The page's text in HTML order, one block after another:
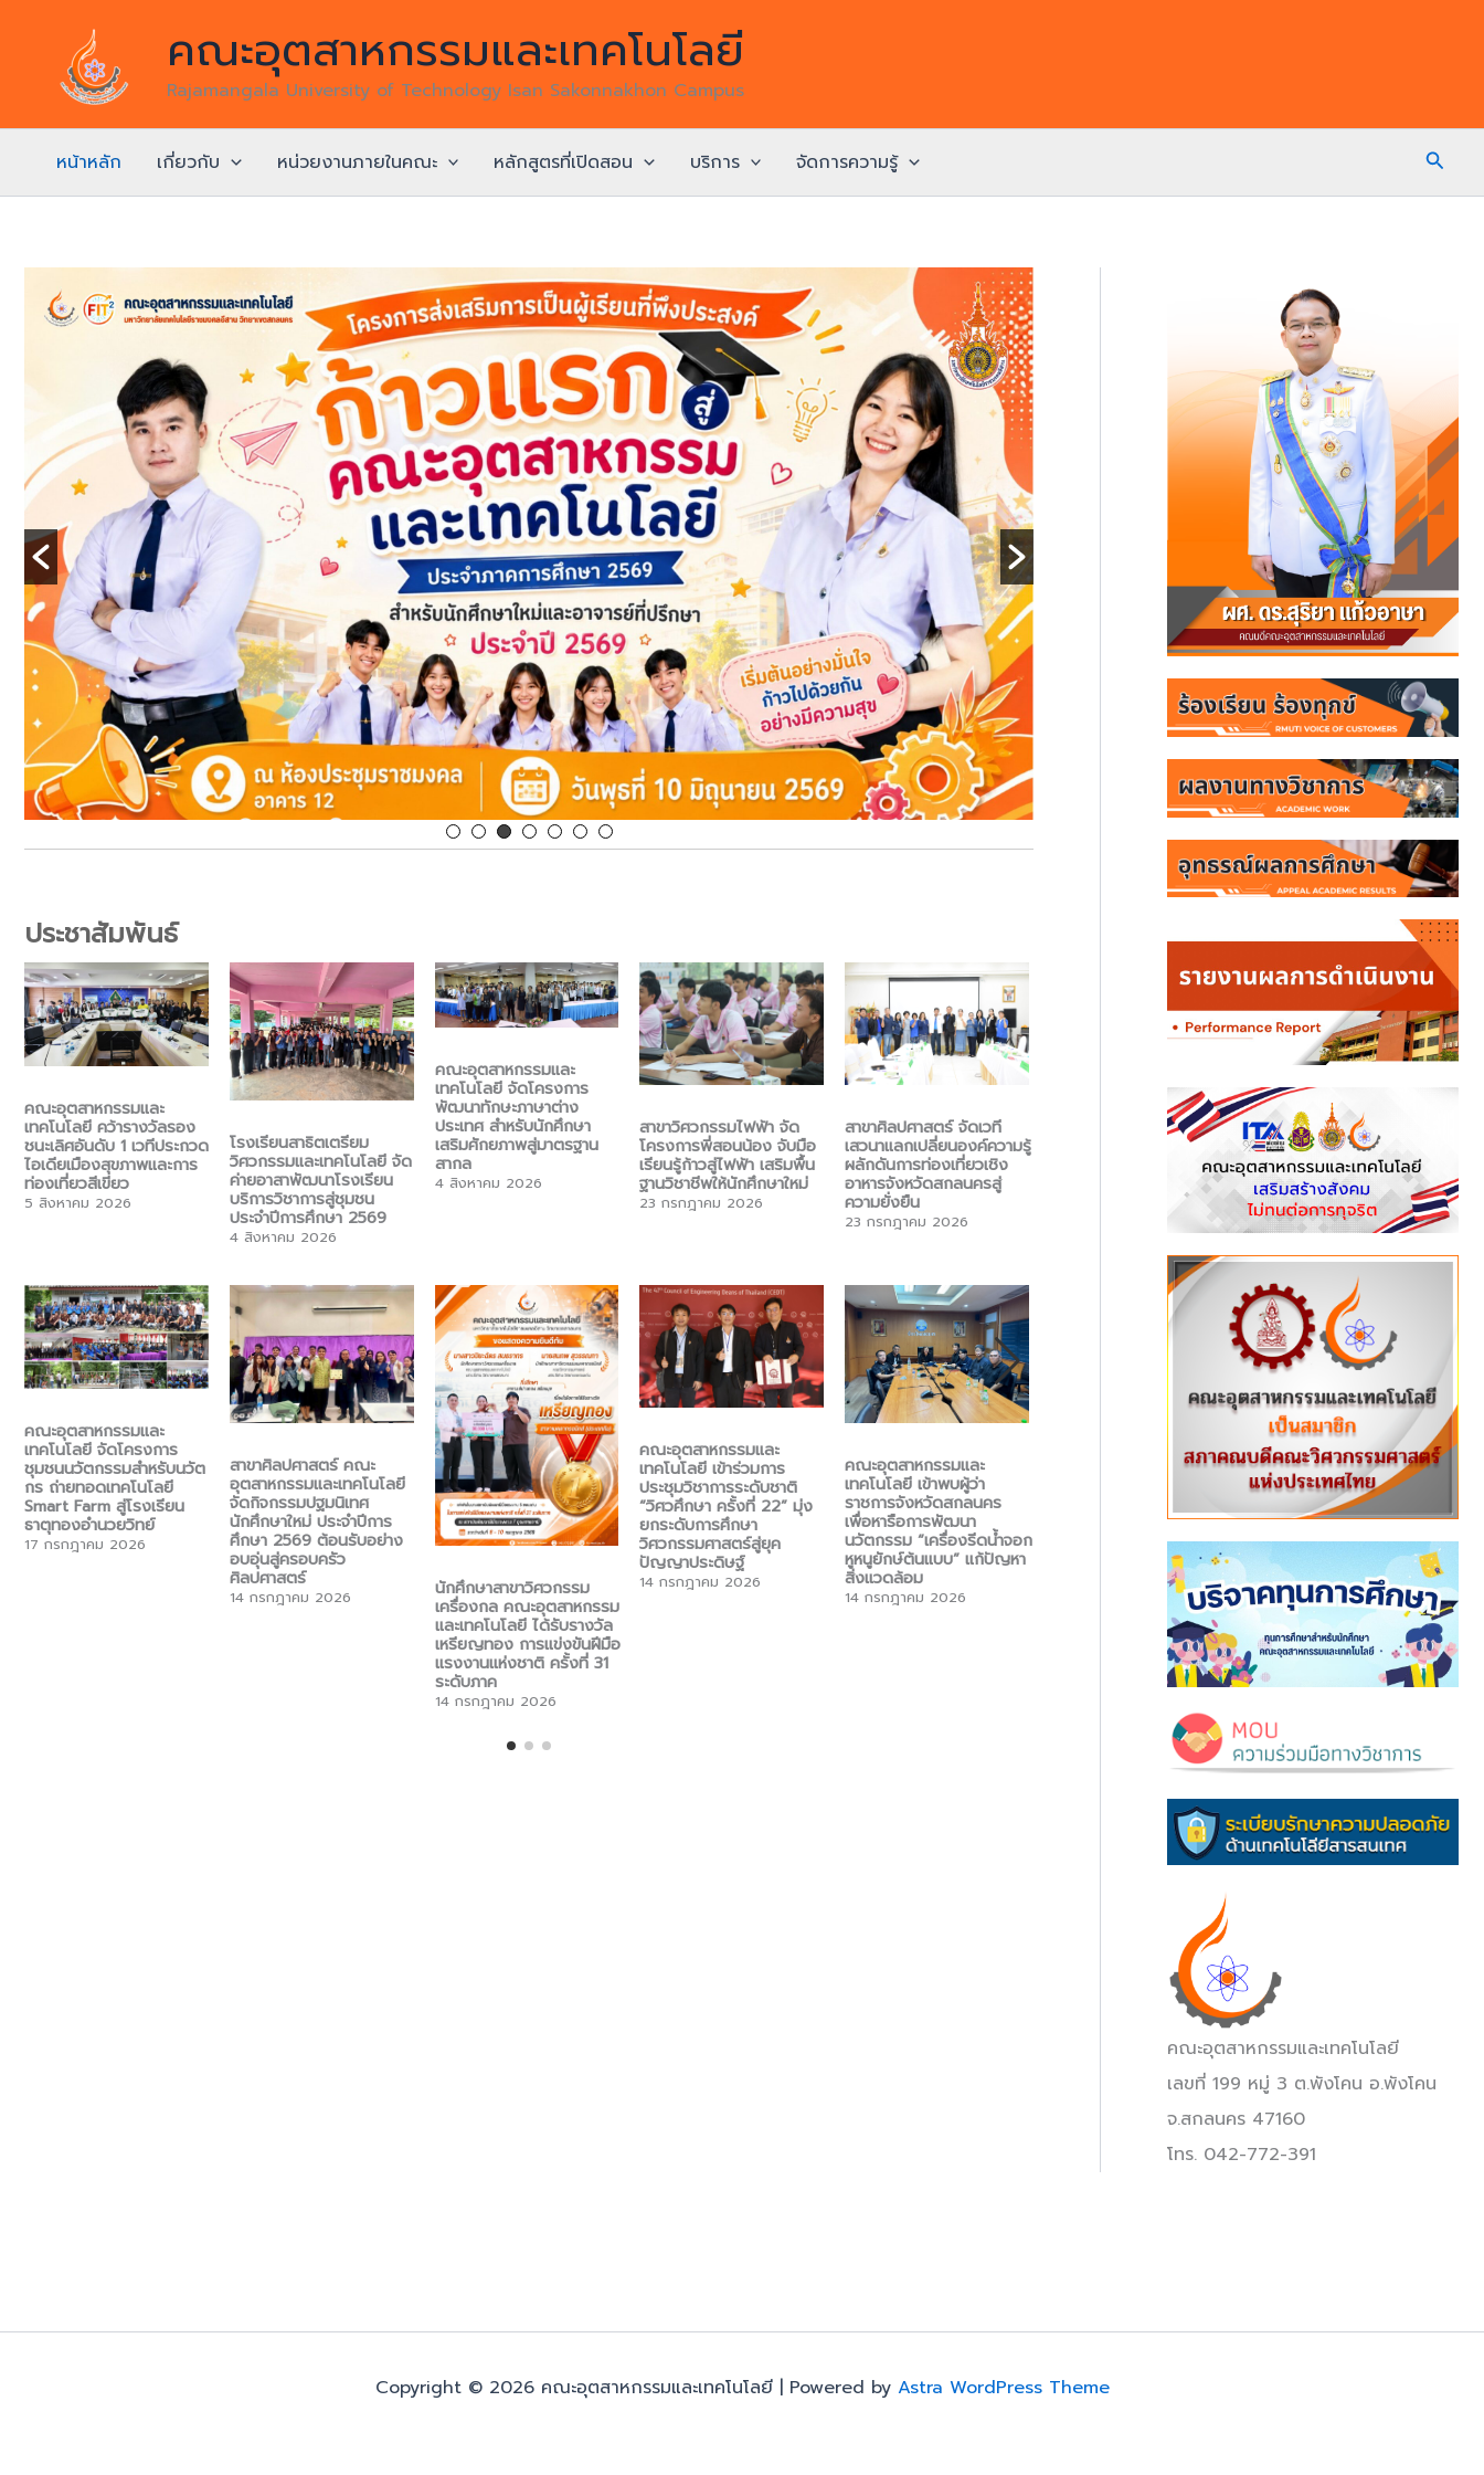
content
คณะอุตสาหกรรมและเทคโนโลยี
Rajamangala University of Technology Isan Sakonnakhon Campus
หน้าหลัก เกี่ยวกับ หน่วยงานภายในคณะ หลักสูตรที่เปิดสอน บริการ จัดการความรู้
ประชาสัมพันธ์
คณะอุตสาหกรรมและ
เทคโนโลยี คว้ารางวัลรอง
ชนะเลิศอันดับ 1 เวทีประกวด
ไอเดียเมืองสุขภาพและการ
ท่องเที่ยวสีเขียว
5 สิงหาคม 2026
โรงเรียนสาธิตเตรียม
วิศวกรรมและเทคโนโลยี จัด
ค่ายอาสาพัฒนาโรงเรียน
บริการวิชาการสู่ชุมชน
ประจำปีการศึกษา 2569
4 สิงหาคม 2026
คณะอุตสาหกรรมและ
เทคโนโลยี จัดโครงการ
พัฒนาทักษะภาษาต่าง
ประเทศ สำหรับนักศึกษา
เสริมศักยภาพสู่มาตรฐาน
สากล
4 สิงหาคม 2026
สาขาวิศวกรรมไฟฟ้า จัด
โครงการพี่สอนน้อง จับมือ
เรียนรู้ก้าวสู่ไฟฟ้า เสริมพื้น
ฐานวิชาชีพให้นักศึกษาใหม่
23 กรกฎาคม 2026
สาขาศิลปศาสตร์ จัดเวที
เสวนาแลกเปลี่ยนองค์ความรู้
ผลักดันการท่องเที่ยวเชิง
อาหารจังหวัดสกลนครสู่
ความยั่งยืน
23 กรกฎาคม 2026
คณะอุตสาหกรรมและ
เทคโนโลยี จัดโครงการ
ชุมชนนวัตกรรมสำหรับนวัต
กร ถ่ายทอดเทคโนโลยี
Smart Farm สู่โรงเรียน
ธาตุทองอำนวยวิทย์
17 กรกฎาคม 2026
สาขาศิลปศาสตร์ คณะ
อุตสาหกรรมและเทคโนโลยี
จัดกิจกรรมปฐมนิเทศ
นักศึกษาใหม่ ประจำปีการ
ศึกษา 2569 ต้อนรับอย่าง
อบอุ่นสู่ครอบครัว
ศิลปศาสตร์
14 กรกฎาคม 2026 นักศึกษาสาขาวิศวกรรม
เครื่องกล คณะอุตสาหกรรม
และเทคโนโลยี ได้รับรางวัล
เหรียญทอง การแข่งขันฝีมือ
แรงงานแห่งชาติ ครั้งที่ 31
ระดับภาค
14 กรกฎาคม 2026
คณะอุตสาหกรรมและ
เทคโนโลยี เข้าร่วมการ
ประชุมวิชาการระดับชาติ
“วิศวศึกษา ครั้งที่ 22” มุ่ง
ยกระดับการศึกษา
วิศวกรรมศาสตร์สู่ยุค
ปัญญาประดิษฐ์
14 กรกฎาคม 2026
คณะอุตสาหกรรมและ
เทคโนโลยี เข้าพบผู้ว่า
ราชการจังหวัดสกลนคร
เพื่อหารือการพัฒนา
นวัตกรรม “เครื่องรีดน้ำจอก
หูหนูยักษ์ต้นแบบ” แก้ปัญหา
สิ่งแวดล้อม
14 กรกฎาคม 2026
คณะอุตสาหกรรมและ
เทคโนโลยี ร่วมพิธีเปิดการ
แข่งขัน “SALELYMPUS
2026” ผนึกกำลัง 9 มทร.
ปั้นสุดยอดนักขายออนไลน์
คณะอุตสาหกรรมและ
เทคโนโลยี เข้าศึกษาดูงาน
EdPEx มุ่งยกระดับประกัน
คุณภาพและการบริหาร
จัดการองค์กรสู่ความเป็นเลิศ
8 กรกฎาคม 2026
คณะอุตสาหกรรมและ
เทคโนโลยี จัดพิธีเปิดอาคาร
และ อาคารนวัตกรรมเรียนรู้”
มทร.อีสาน วิทยาเขต
คณะอุตสาหกรรมและ
เทคโนโลยี เข้าร่วมพิธีไหว้ครู
ประจำปีการศึกษา 2569
2 กรกฎาคม 2026
คณะอุตสาหกรรมและเทคโนโลยี
เลขที่ 199 หมู่ 3 ต.พังโคน อ.พังโคน
จ.สกลนคร 47160
โทร. 042-772-391
Copyright © 2026 คณะอุตสาหกรรมและเทคโนโลยี | Powered by Astra WordPress Theme